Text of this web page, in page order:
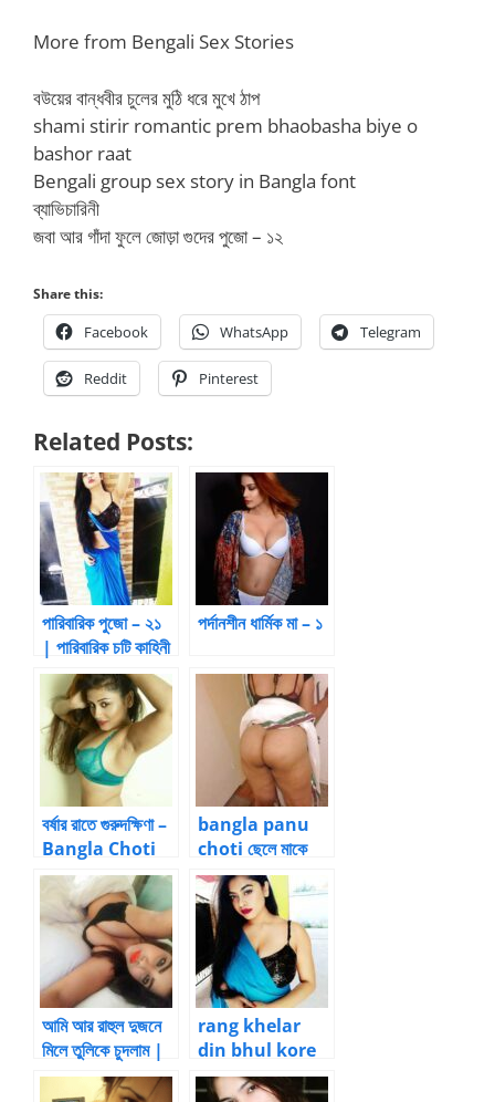
More from Bengali Sex Stories
বউয়ের বান্ধবীর চুলের মুঠি ধরে মুখে ঠাপ
shami stirir romantic prem bhaobasha biye o
bashor raat
Bengali group sex story in Bangla font
ব্যাভিচারিনী
জবা আর গাঁদা ফুলে জোড়া গুদের পুজো – ১২
Share this:
Facebook WhatsApp Telegram
Reddit Pinterest
Related Posts:
পারিবারিক পুজো – ২১
| পারিবারিক চটি কাহিনী
পর্দানশীন ধার্মিক মা – ১
বর্ষার রাতে গুরুদক্ষিণা –
Bangla Choti
Collections
bangla panu
choti ছেলে মাকে
জোর করে চুদলো – 2
by বাবু
আমি আর রাহুল দুজনে
মিলে তুলিকে চুদলাম |
BanglaChotika
rang khelar
din bhul kore
kaki ke chude